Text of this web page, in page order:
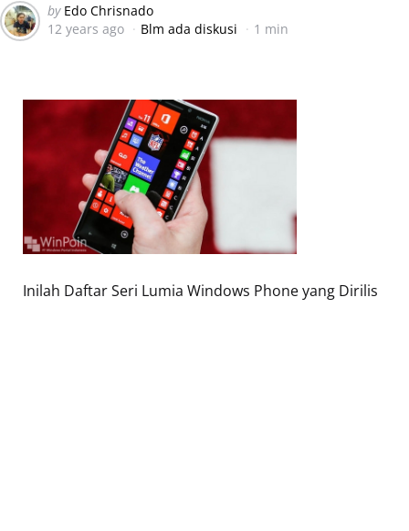
Posted
by
by Edo Chrisnado
12 years ago
Blm ada diskusi 1 min
Inilah Daftar Seri Lumia Windows Phone yang Dirilis